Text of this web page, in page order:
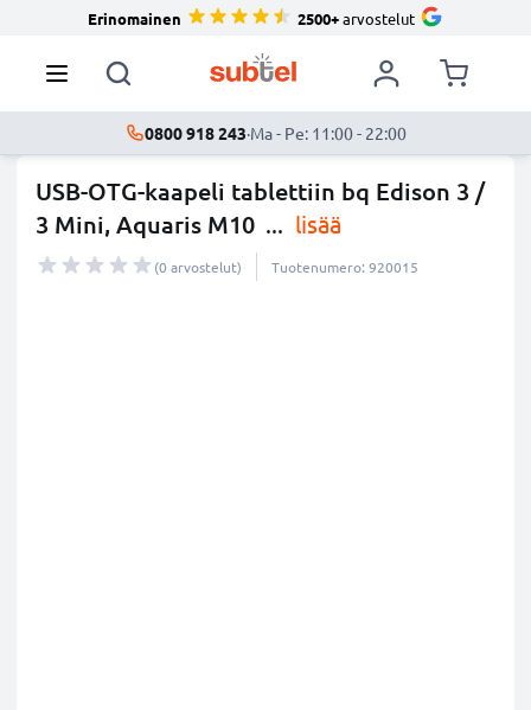
Erinomainen 2500+arvostelut
0800 918 243·Ma - Pe: 11:00 - 22:00
USB-OTG-kaapeli tablettiin bq Edison 3 /
3 Mini, Aquaris M10 ... lisää
(0 arvostelut) Tuotenumero: 920015